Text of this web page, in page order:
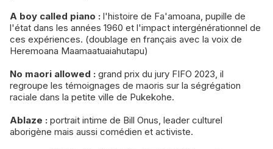
A boy called piano : l'histoire de Fa'amoana, pupille de
l'état dans les années 1960 et l'impact intergénérationnel de
ces expériences. (doublage en français avec la voix de
Heremoana Maamaatuaiahutapu)
No maori allowed : grand prix du jury FIFO 2023, il
regroupe les témoignages de maoris sur la ségrégation
raciale dans la petite ville de Pukekohe.
Ablaze : portrait intime de Bill Onus, leader culturel
aborigène mais aussi comédien et activiste.